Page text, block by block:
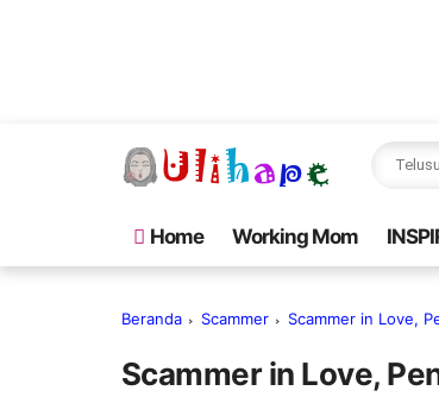
Home Working Mom
Beranda Scammer Scammer in Love,
Scammer in Love,